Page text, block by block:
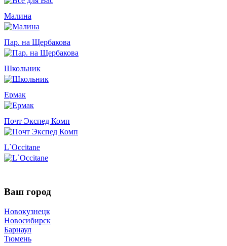
Малина
Пар. на Щербакова
Школьник
Ермак
Почт Экспед Комп
L`Occitane
Ваш город
Новокузнецк
Новосибирск
Барнаул
Тюмень